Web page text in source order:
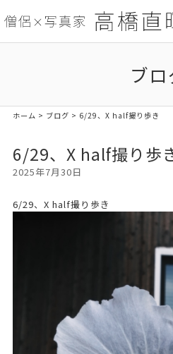
ブロ
ホーム > ブログ > 6/29、X half撮り歩き
6/29、X half撮り歩
2025年7月30日
6/29、X half撮り歩き